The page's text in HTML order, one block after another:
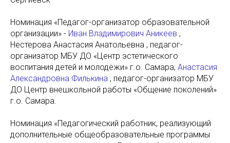
Номинация «Педагог-организатор образовательной
организации» - Иван Владимирович Аникеев ,
Нестерова Анастасия Анатольевна , педагог-
организатор МБУ ДО «Центр эстетического
воспитания детей и молодёжи» г.о. Самара; Анастасия
Александровна Филькина , педагог-организатор МБУ
ДО Центр внешкольной работы «Общение поколений»
г.о. Самара.
Номинация «Педагогический работник, реализующий
дополнительные общеобразовательные программы